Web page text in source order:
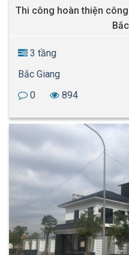
Thi công hoàn thiện
3 tầng
Bắc Giang
0
894